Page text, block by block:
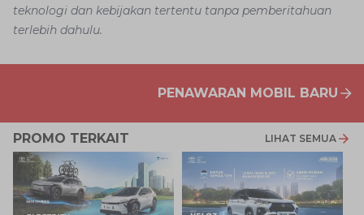
teknologi dan kebijakan tertentu tanpa pemberitahuan
terlebih dahulu.
PENAWARAN MOBIL BARU
PROMO TERKAIT LIHAT SEMUA